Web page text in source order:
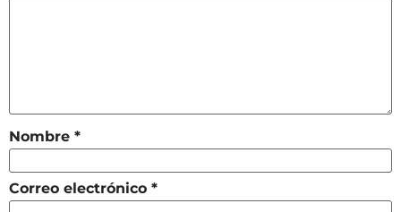
Nombre *
Correo electrónico *